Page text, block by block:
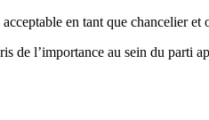
en tant que chancelier et
de l’importance au sein du parti